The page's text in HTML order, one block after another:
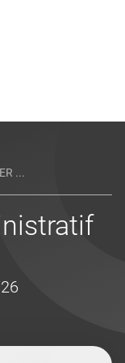
...